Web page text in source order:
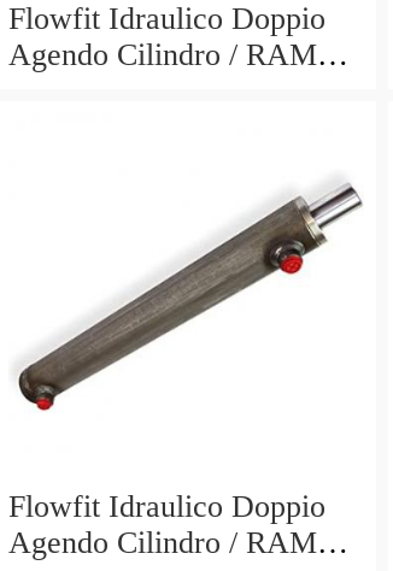
Flowfit Idraulico Doppio
Agendo Cilindro / RAM
Flowfit Idraulico Doppio
Agendo Cilindro / RAM